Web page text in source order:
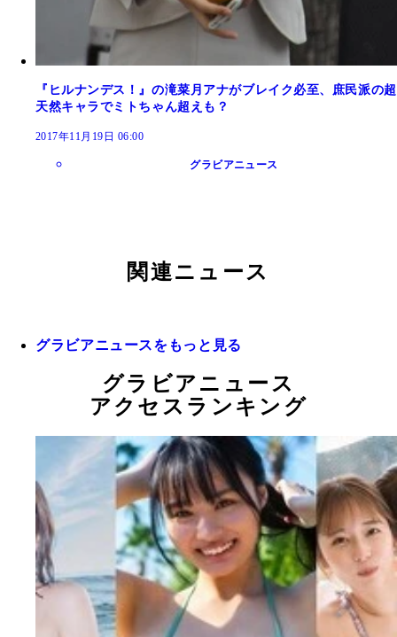
『ヒルナンデス！』の滝菜月アナがブレイク必至、庶民派の超
天然キャラでミトちゃん超えも？
2017年11月19日 06:00
グラビアニュース
関連ニュース
グラビアニュースをもっと見る
グラビアニュース
アクセスランキング